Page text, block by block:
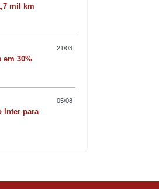
sofisticar o
de camarão
mil km
21/03
em 30%
05/08
Inter para